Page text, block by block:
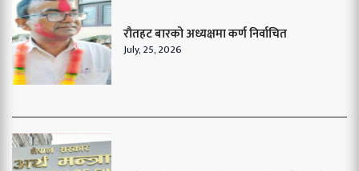
रौतहट बारको अध्यक्षमा कर्ण निर्वाचित
July, 25, 2026